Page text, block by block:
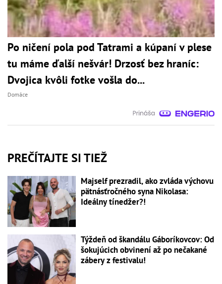
Po ničení pola pod Tatrami a kúpaní v plese
tu máme ďalší nešvár! Drzosť bez hraníc:
Dvojica kvôli fotke vošla do...
Domáce
PREČÍTAJTE SI TIEŽ
Majself prezradil, ako zvláda výchovu
pätnásťročného syna Nikolasa:
Ideálny tínedžer?!
Týždeň od škandálu Gáboríkovcov: Od
šokujúcich obvinení až po nečakané
zábery z festivalu!